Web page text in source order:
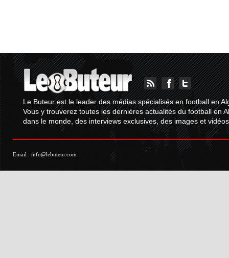
Le Buteur est le leader des médias spécialisés en football en
Vous y trouverez toutes les dernières actualités du football en
dans le monde, des interviews exclusives, des images et
Email : info@lebuteur.com